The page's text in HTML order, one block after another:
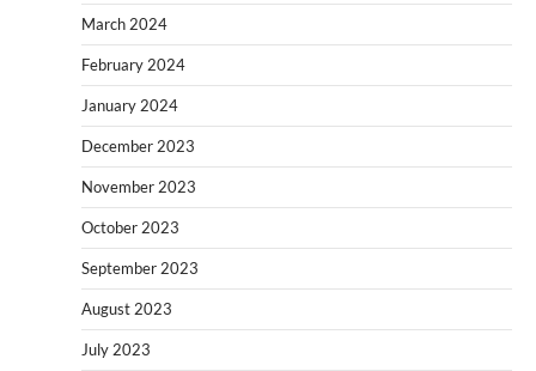
March 2024
February 2024
January 2024
December 2023
November 2023
October 2023
September 2023
August 2023
July 2023